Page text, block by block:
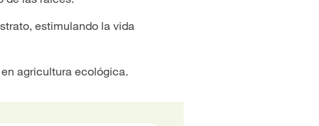
estimulando la vida
agricultura ecológica.